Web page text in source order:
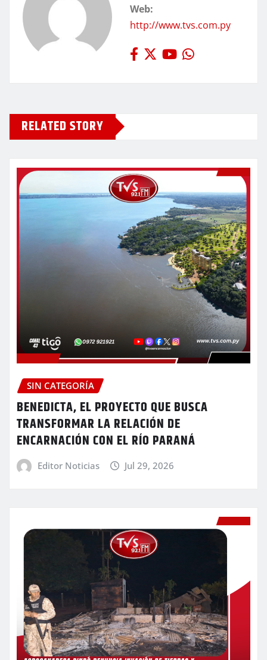
Web:
http://www.tvs.com.py
RELATED STORY
SIN CATEGORÍA
BENEDICTA, EL PROYECTO QUE BUSCA
TRANSFORMAR LA RELACIÓN DE
ENCARNACIÓN CON EL RÍO PARANÁ
Editor Noticias Jul 29, 2026